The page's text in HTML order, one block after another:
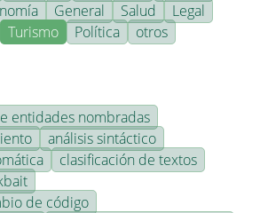
General Salud
Legal
Turismo Política otros
entidades nombradas
análisis sintáctico
clasificación de textos
de código